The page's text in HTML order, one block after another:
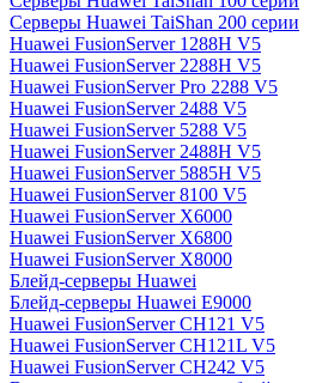
Серверы Huawei TaiShan 200 серии
Huawei FusionServer 1288H V5
Huawei FusionServer 2288H V5
Huawei FusionServer Pro 2288 V5
Huawei FusionServer 2488 V5
Huawei FusionServer 5288 V5
Huawei FusionServer 2488H V5
Huawei FusionServer 5885H V5
Huawei FusionServer 8100 V5
Huawei FusionServer X6000
Huawei FusionServer X6800
Huawei FusionServer X8000
Блейд-серверы Huawei
Блейд-серверы Huawei E9000
Huawei FusionServer CH121 V5
Huawei FusionServer CH121L V5
Huawei FusionServer CH242 V5